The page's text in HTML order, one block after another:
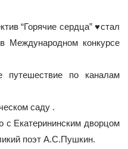
“Горячие сердца”♥️стал
Международном конкурсе
путешествие по каналам
саду .
с Екатерининским дворцом
поэт А.С.Пушкин.